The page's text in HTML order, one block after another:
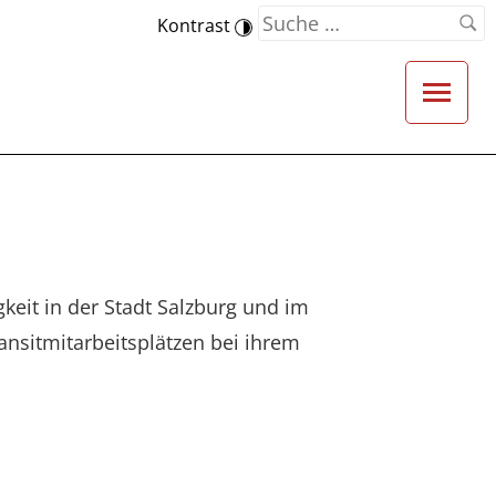
Kontrast
in der Stadt Salzburg und im
bei ihrem